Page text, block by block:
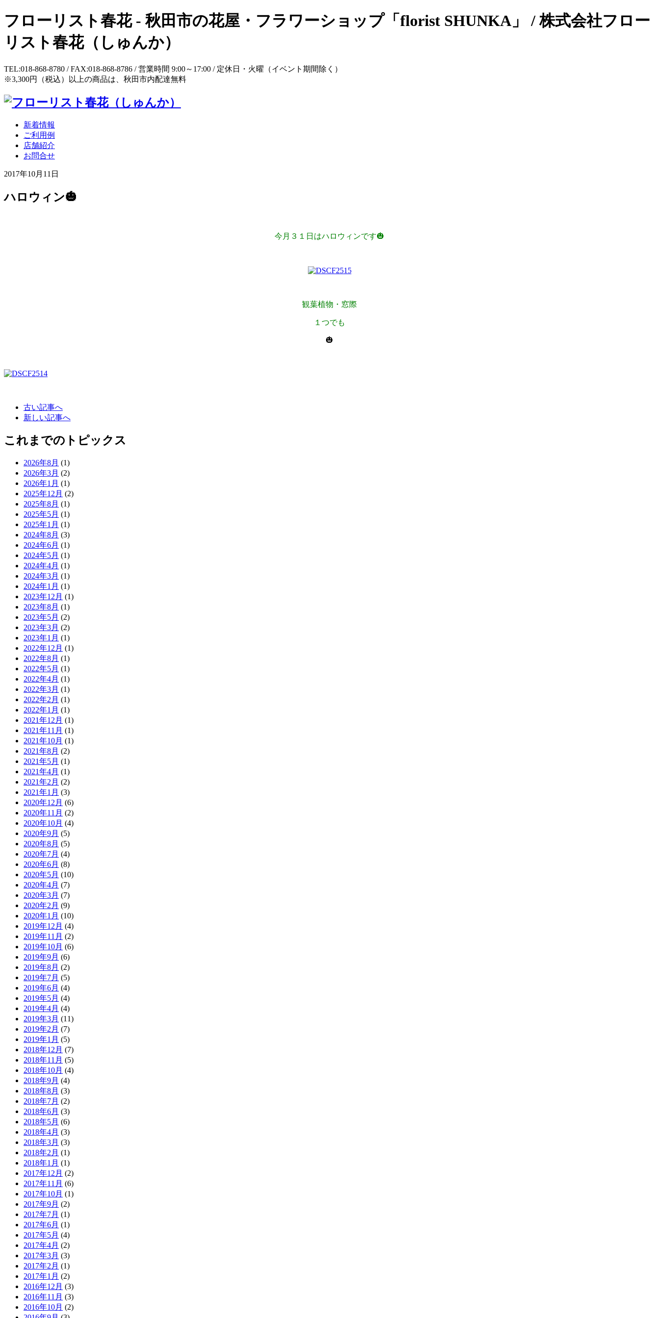
フローリスト春花 - 秋田市の花屋・フラワーショップ「florist SHUNKA」 / 株式会社フロー
リスト春花（しゅんか）
TEL:018-868-8780 / FAX:018-868-8786 / 営業時間 9:00～17:00 / 定休日・火曜（イベント期間除く）
※3,300円（税込）以上の商品は、秋田市内配達無料
新着情報
ご利用例
店舗紹介
お問合せ
2017年10月11日
ハロウィン🎃
今月３１日はハロウィンです🎃
観葉植物・窓際
１つでも
🎃
古い記事へ
新しい記事へ
これまでのトピックス
2026年8月 (1)
2026年3月 (2)
2026年1月 (1)
2025年12月 (2)
2025年8月 (1)
2025年5月 (1)
2025年1月 (1)
2024年8月 (3)
2024年6月 (1)
2024年5月 (1)
2024年4月 (1)
2024年3月 (1)
2024年1月 (1)
2023年12月 (1)
2023年8月 (1)
2023年5月 (2)
2023年3月 (2)
2023年1月 (1)
2022年12月 (1)
2022年8月 (1)
2022年5月 (1)
2022年4月 (1)
2022年3月 (1)
2022年2月 (1)
2022年1月 (1)
2021年12月 (1)
2021年11月 (1)
2021年10月 (1)
2021年8月 (2)
2021年5月 (1)
2021年4月 (1)
2021年2月 (2)
2021年1月 (3)
2020年12月 (6)
2020年11月 (2)
2020年10月 (4)
2020年9月 (5)
2020年8月 (5)
2020年7月 (4)
2020年6月 (8)
2020年5月 (10)
2020年4月 (7)
2020年3月 (7)
2020年2月 (9)
2020年1月 (10)
2019年12月 (4)
2019年11月 (2)
2019年10月 (6)
2019年9月 (6)
2019年8月 (2)
2019年7月 (5)
2019年6月 (4)
2019年5月 (4)
2019年4月 (4)
2019年3月 (11)
2019年2月 (7)
2019年1月 (5)
2018年12月 (7)
2018年11月 (5)
2018年10月 (4)
2018年9月 (4)
2018年8月 (3)
2018年7月 (2)
2018年6月 (3)
2018年5月 (6)
2018年4月 (3)
2018年3月 (3)
2018年2月 (1)
2018年1月 (1)
2017年12月 (2)
2017年11月 (6)
2017年10月 (1)
2017年9月 (2)
2017年7月 (1)
2017年6月 (1)
2017年5月 (4)
2017年4月 (2)
2017年3月 (3)
2017年2月 (1)
2017年1月 (2)
2016年12月 (3)
2016年11月 (3)
2016年10月 (2)